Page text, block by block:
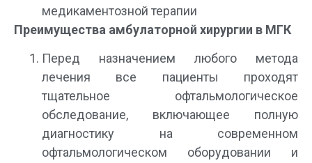
медикаментозной терапии
Преимущества амбулаторной хирургии в МГК
Перед назначением любого метода
лечения все пациенты проходят
тщательное офтальмологическое
обследование, включающее полную
диагностику на современном
офтальмологическом оборудовании и